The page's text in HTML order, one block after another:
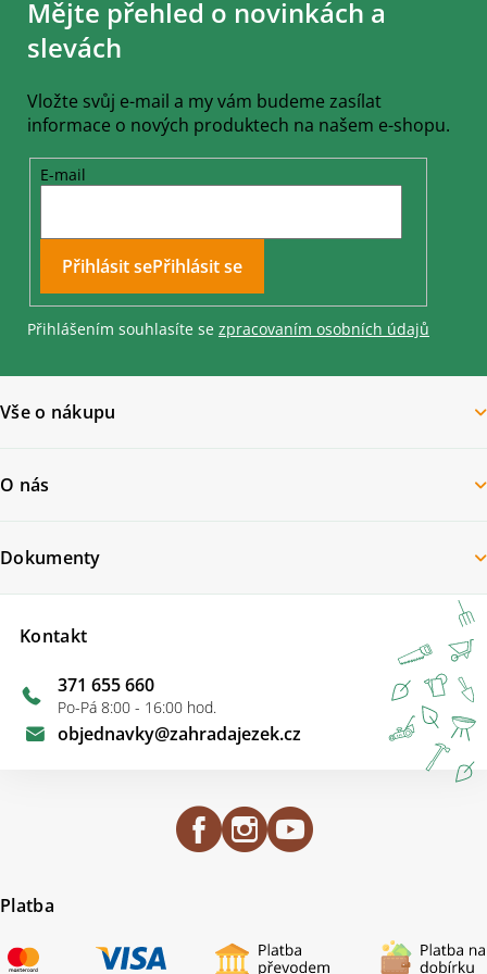
Mějte přehled o novinkách a
slevách
Vložte svůj e-mail a my vám budeme zasílat
informace o nových produktech na našem e-shopu.
E-mail
Přihlásit se
Přihlášením souhlasíte se zpracovaním osobních údajů
Vše o nákupu
O nás
Kontakt
objednavky@zahradajezek.cz
371 655 660
Po-Pá 8:00 - 16:00 hod.
Dokumenty
Platba